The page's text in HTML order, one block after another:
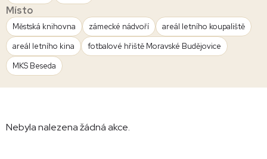
Místo
Městská knihovna zámecké nádvoří
areál letního koupaliště
areál letního kina
fotbalové hřiště Moravské Budějovice
MKS Beseda
Nebyla nalezena žádná akce.